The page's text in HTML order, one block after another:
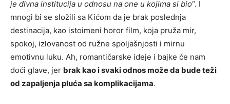
je divna institucija u odnosu na one u kojima si bio“. I
mnogi bi se složili sa Kićom da je brak poslednja
destinacija, kao istoimeni horor film, koja pruža mir,
spokoj, izlovanost od ružne spoljašnjosti i mirnu
emotivnu luku. Ah, romantičarske ideje i bajke će nam
doći glave, jer brak kao i svaki odnos može da bude teži
od zapaljenja pluća sa komplikacijama.